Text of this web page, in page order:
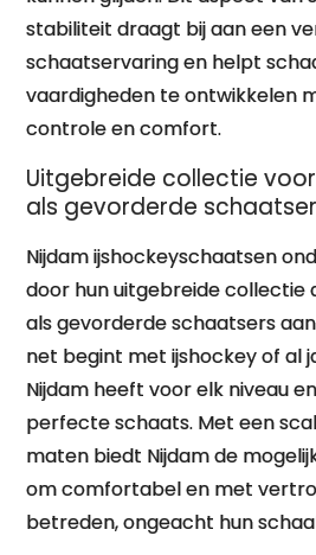
stabiliteit draagt bij aan een
schaatservaring en helpt
vaardigheden te ontwikkelen
controle en comfort.
Uitgebreide collectie
als gevorderde
Nijdam ijshockeyschaatsen
door hun uitgebreide collectie
als gevorderde schaatsers
net begint met ijshockey of al
Nijdam heeft voor elk niveau
perfecte schaats. Met een
maten biedt Nijdam de
om comfortabel en met
betreden, ongeacht hun